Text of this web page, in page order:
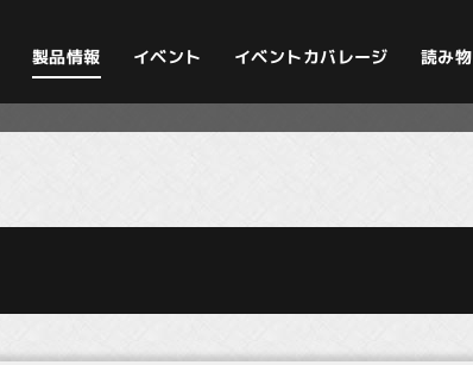
製品情報 イベント イベントカバレージ 読み物